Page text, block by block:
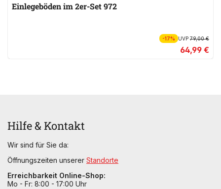
Einlegeböden im 2er-Set 972
-17% UVP79,00 €
64,99 €
Hilfe & Kontakt
Wir sind für Sie da:
Öffnungszeiten unserer Standorte
Erreichbarkeit Online-Shop:
Mo - Fr: 8:00 - 17:00 Uhr